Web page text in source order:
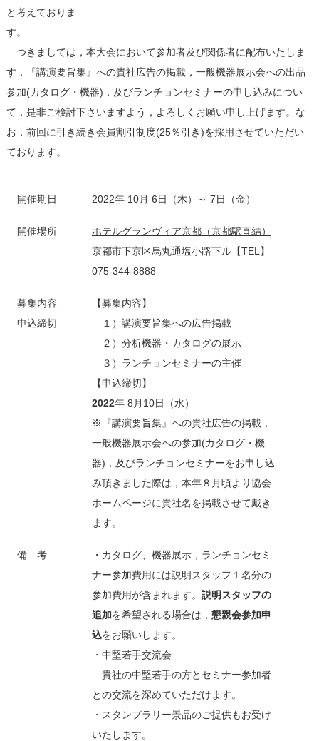
と考えておりま
す。
つきましては，本大会において参加者及び関係者に配布いたしま
す，『講演要旨集』への貴社広告の掲載，一般機器展示会への出品
参加(カタログ・機器)，及びランチョンセミナーの申し込みについ
て，是非ご検討下さいますよう，よろしくお願い申し上げます。な
お，前回に引き続き会員割引制度(25％引き)を採用させていただい
ております。
開催期日 2022年 10月 6日（木）～ 7日（金）
開催場所
ホテルグランヴィア京都（京都駅直結）
京都市下京区烏丸通塩小路下ル【TEL】
075-344-8888
募集内容
申込締切
【募集内容】
１）講演要旨集への広告掲載
２）分析機器・カタログの展示
３）ランチョンセミナーの主催
【申込締切】
2022年 8月10日（水）
※『講演要旨集』への貴社広告の掲載，
一般機器展示会への参加(カタログ・機
器)，及びランチョンセミナーをお申し込
み頂きました際は，本年８月頃より協会
ホームページに貴社名を掲載させて戴き
ます。
備 考
・カタログ、機器展示，ランチョンセミ
ナー参加費用には説明スタッフ１名分の
参加費用が含まれます。 説明スタッフの
追加を希望される場合は， 懇親会参加申
込をお願いします。
・中堅若手交流会
貴社の中堅若手の方とセミナー参加者
との交流を深めていただけます。
・スタンプラリー景品のご提供もお受け
いたします。